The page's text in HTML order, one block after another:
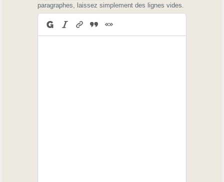
paragraphes, laissez simplement des lignes vides.